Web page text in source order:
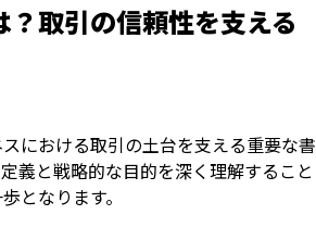
取引の信頼性を支える
における取引の土台を支える重要な書
義と戦略的な目的を深く理解すること
となります。